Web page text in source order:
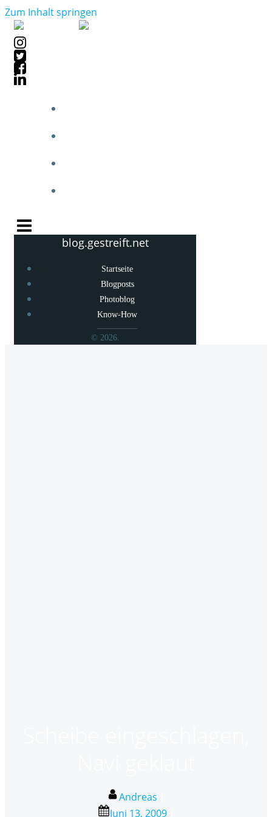
Zum Inhalt springen
blog.gestreift.net
Startseite
Blogposts
Photoblog
Know-How
© 2026.
Andreas
Juni 13, 2009